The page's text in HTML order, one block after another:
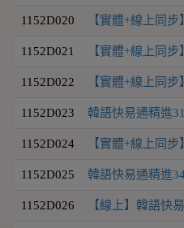
1152D020 【實體+線上同
1152D021 【實體+線上同
1152D022 【實體+線上同
1152D023 韓語快易通精進
1152D024 【實體+線上同
1152D025 韓語快易通精進
1152D026 【線上】韓語快